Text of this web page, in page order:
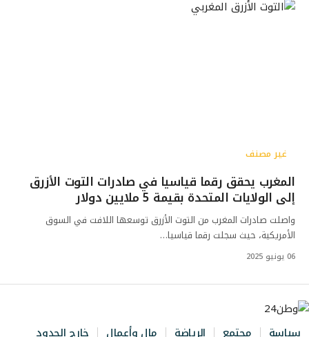
غير مصنف
المغرب يحقق رقما قياسيا في صادرات التوت الأزرق
إلى الولايات المتحدة بقيمة 5 ملايين دولار
واصلت صادرات المغرب من التوت الأزرق توسعها اللافت في السوق
الأمريكية، حيث سجلت رقما قياسيا…
06 يونيو 2025
سياسة مجتمع الرياضة مال وأعمال خارج الحدود